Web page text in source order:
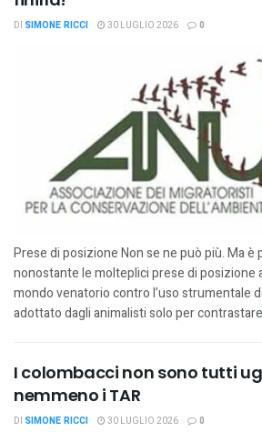
DI SIMONE RICCI 30 LUGLIO 2026 0
Prese di posizione Non se ne può più. Ma è
nonostante le molteplici prese di posizione
mondo venatorio contro l’uso strumentale
adottato dagli animalisti solo per contrastare
I colombacci non sono tutti
nemmeno i TAR
DI SIMONE RICCI 30 LUGLIO 2026 0